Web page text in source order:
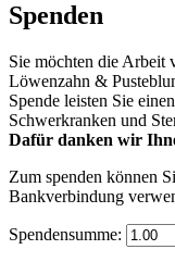
Spenden
Sie möchten die Arbeit
Löwenzahn &
Spende leisten Sie
Schwerkranken und
Dafür danken wir
Zum spenden können
Bankverbindung
Spendensumme: